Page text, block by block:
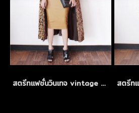
สตรีทแฟชั่นวินเทจ vintage mix and match